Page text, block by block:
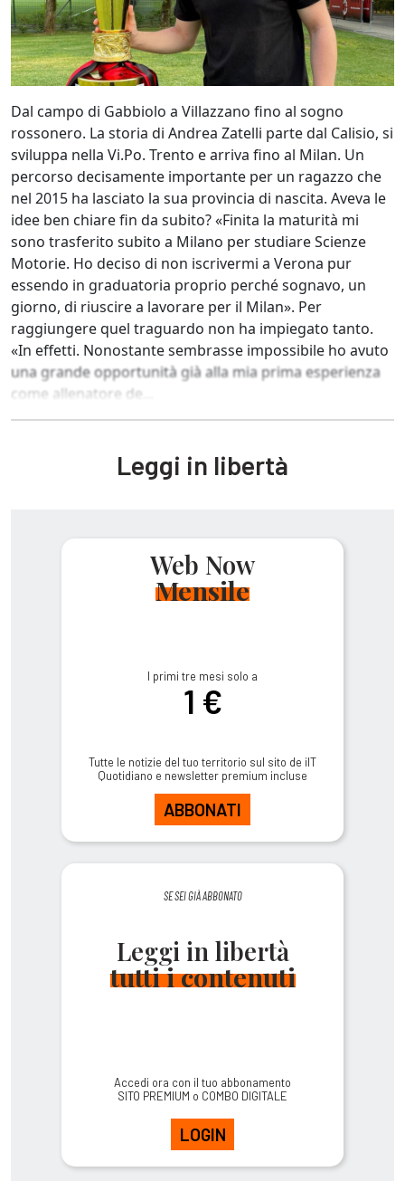
Dal campo di Gabbiolo a Villazzano fino al sogno
rossonero. La storia di Andrea Zatelli parte dal Calisio, si
sviluppa nella Vi.Po. Trento e arriva fino al Milan. Un
percorso decisamente importante per un ragazzo che
nel 2015 ha lasciato la sua provincia di nascita. Aveva le
idee ben chiare fin da subito? «Finita la maturità mi
sono trasferito subito a Milano per studiare Scienze
Motorie. Ho deciso di non iscrivermi a Verona pur
essendo in graduatoria proprio perché sognavo, un
giorno, di riuscire a lavorare per il Milan». Per
raggiungere quel traguardo non ha impiegato tanto.
«In effetti. Nonostante sembrasse impossibile ho avuto
una grande opportunità già alla mia prima esperienza
come allenatore de...
Leggi in libertà
Web Now
Mensile
I primi tre mesi solo a
1 €
Tutte le notizie del tuo territorio sul sito de ilT
Quotidiano e newsletter premium incluse
ABBONATI
SE SEI GIÀ ABBONATO
Leggi in libertà
tutti i contenuti
Accedi ora con il tuo abbonamento
SITO PREMIUM o COMBO DIGITALE
LOGIN